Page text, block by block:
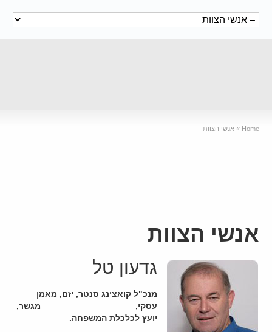
Home
» אנשי הצוות
אנשי הצוות
גדעון טל
מנכ"ל קואצינג סנטר, יזם, מאמן
עסקי, מגשר,
יועץ לכלכלת המשפחה.